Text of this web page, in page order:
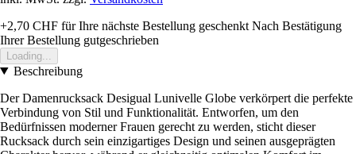
+2,70 CHF für Ihre nächste Bestellung geschenkt Nach Bestätigung
Ihrer Bestellung gutgeschrieben
Loading...
Beschreibung
Der Damenrucksack Desigual Lunivelle Globe verkörpert die perfekte
Verbindung von Stil und Funktionalität. Entworfen, um den
Bedürfnissen moderner Frauen gerecht zu werden, sticht dieser
Rucksack durch sein einzigartiges Design und seinen ausgeprägten